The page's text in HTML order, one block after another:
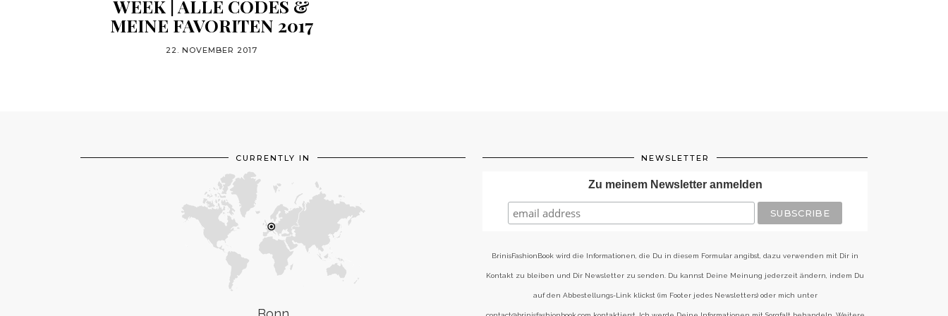
WEEK | ALLE CODES &
MEINE FAVORITEN 2017
22. NOVEMBER 2017
CURRENTLY IN NEWSLETTER
Zu meinem Newsletter anmelden
BrinisFashionBook wird die Informationen, die Du in diesem Formular angibst, dazu verwenden mit Dir in
Kontakt zu bleiben und Dir Newsletter zu senden. Du kannst Deine Meinung jederzeit ändern, indem Du
auf den Abbestellungs-Link klickst (im Footer jedes Newsletters) oder mich unter